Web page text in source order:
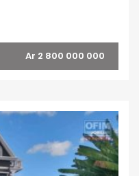
Ar 2 800 000 000